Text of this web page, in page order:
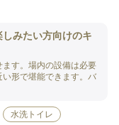
みたい方向けのキ
す。場内の設備は必要
形で堪能できます。バ
水洗トイレ